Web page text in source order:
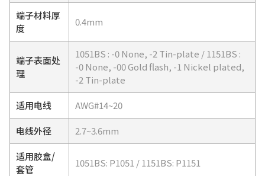
端子材料厚
度
0.4mm
端子表面处
理
1051BS : -0 None, -2 Tin-plate / 1151BS :
-0 None, -00 Gold flash, -1 Nickel plated,
-2 Tin-plate
适用电线 AWG#14~20
电线外径 2.7~3.6mm
适用胶盒/
套管
1051BS: P1051 / 1151BS: P1151